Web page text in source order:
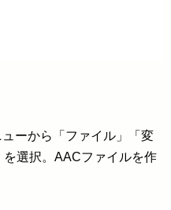
ーから「ファイル」「変
選択。AACファイルを作